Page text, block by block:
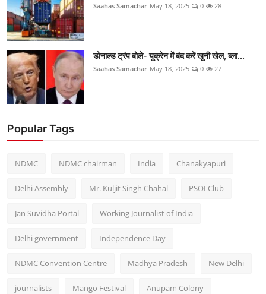
Saahas Samachar May 18, 2025 0 28
डोनाल्ड ट्रंप बोले- यूक्रेन में बंद करें खूनी खेल, व्ला...
Saahas Samachar May 18, 2025 0 27
Popular Tags
NDMC NDMC chairman India Chanakyapuri
Delhi Assembly Mr. Kuljit Singh Chahal PSOI Club
Jan Suvidha Portal Working Journalist of India
Delhi government Independence Day
NDMC Convention Centre Madhya Pradesh New Delhi
journalists Mango Festival Anupam Colony